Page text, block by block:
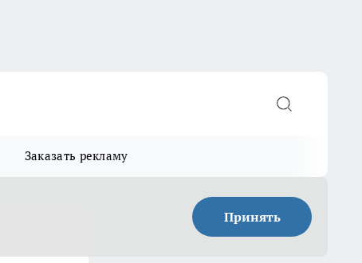
Заказать рекламу
Принять